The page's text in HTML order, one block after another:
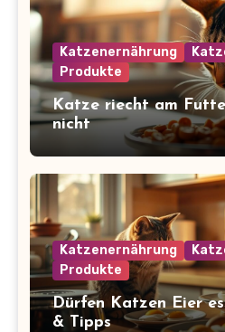
Katzenernährung
Produkte
Katze riecht am
nicht
Katzenernährung
Produkte
Dürfen Katzen Eier
& Tipps